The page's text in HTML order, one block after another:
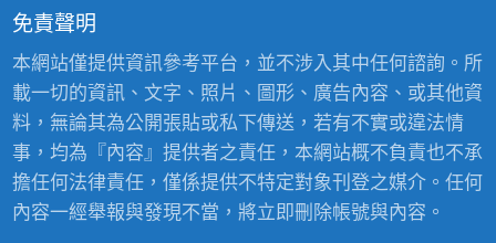
免責聲明
本網站僅提供資訊參考平台，並不涉入其中任何諮詢。所
載一切的資訊、文字、照片、圖形、廣告內容、或其他資
料，無論其為公開張貼或私下傳送，若有不實或違法情
事，均為『內容』提供者之責任，本網站概不負責也不承
擔任何法律責任，僅係提供不特定對象刊登之媒介。任何
內容一經舉報與發現不當，將立即刪除帳號與內容。